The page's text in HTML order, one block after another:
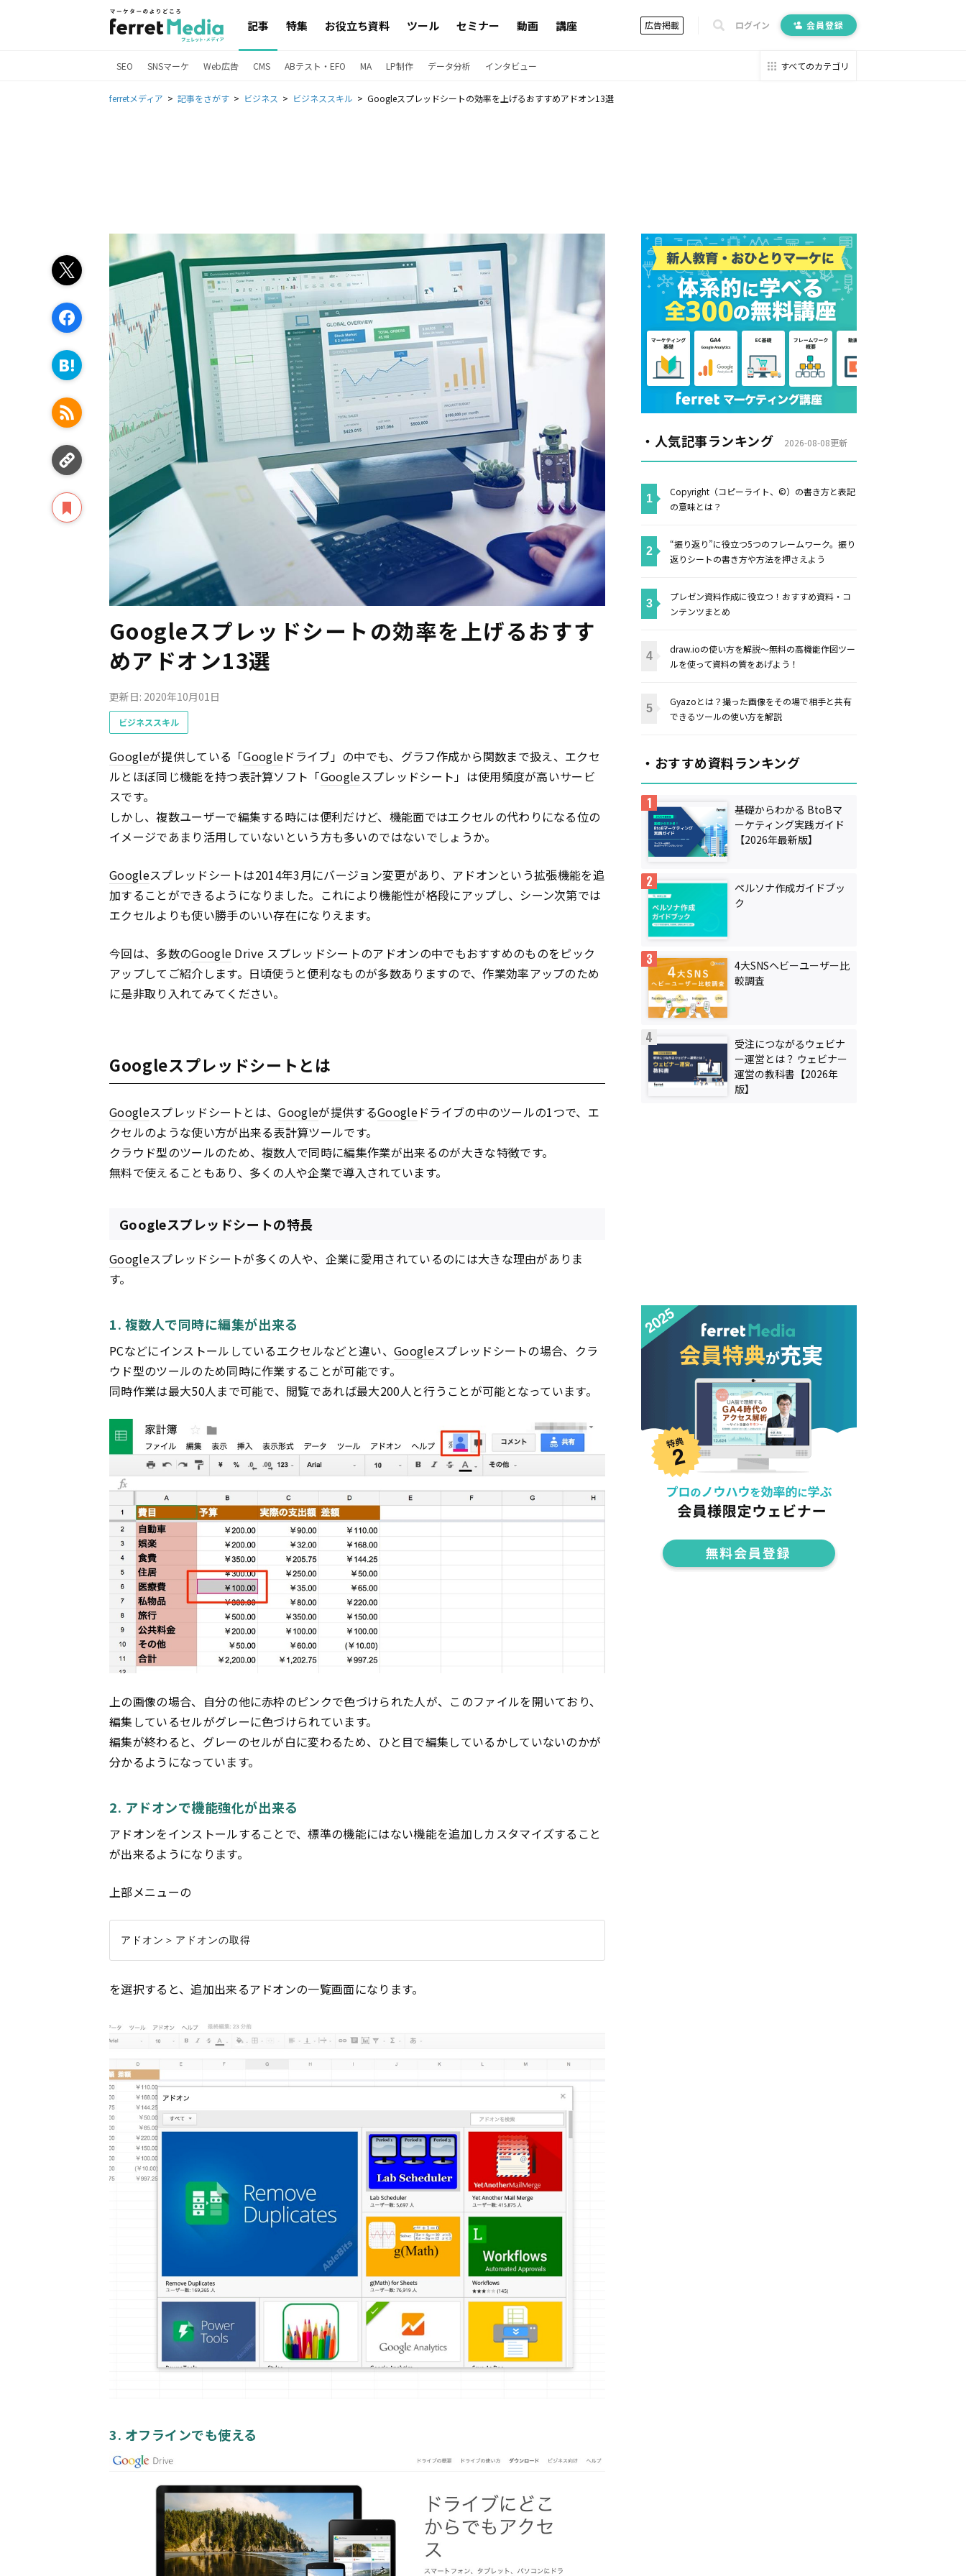
記事 特集 お役立ち資料 ツール セミナー 動画 講座 広告掲載 ログイン 会員登録
SEO SNSマーケ Web広告 CMS ABテスト・EFO MA LP制作 データ分析 インタビュー すべてのカテゴリ
ferretメディア 記事をさがす ビジネス ビジネススキル Googleスプレッドシートの効率を上げるおすすめアドオン13選
Googleスプレッドシートの効率を上げるおすす
めアドオン13選
更新日: 2020年10月01日
ビジネススキル
Googleが提供している「Googleドライブ」の中でも、グラフ作成から関数まで扱え、エクセ
ルとほぼ同じ機能を持つ表計算ソフト「Googleスプレッドシート」は使用頻度が高いサービ
スです。
しかし、複数ユーザーで編集する時には便利だけど、機能面ではエクセルの代わりになる位の
イメージであまり活用していないという方も多いのではないでしょうか。
Googleスプレッドシートは2014年3月にバージョン変更があり、アドオンという拡張機能を追
加することができるようになりました。これにより機能性が格段にアップし、シーン次第では
エクセルよりも使い勝手のいい存在になりえます。
今回は、多数のGoogle Drive スプレッドシートのアドオンの中でもおすすめのものをピック
アップしてご紹介します。日頃使うと便利なものが多数ありますので、作業効率アップのため
に是非取り入れてみてください。
Googleスプレッドシートとは
Googleスプレッドシートとは、Googleが提供するGoogleドライブの中のツールの1つで、エ
クセルのような使い方が出来る表計算ツールです。
クラウド型のツールのため、複数人で同時に編集作業が出来るのが大きな特徴です。
無料で使えることもあり、多くの人や企業で導入されています。
Googleスプレッドシートの特長
Googleスプレッドシートが多くの人や、企業に愛用されているのには大きな理由がありま
す。
1. 複数人で同時に編集が出来る
PCなどにインストールしているエクセルなどと違い、Googleスプレッドシートの場合、クラ
ウド型のツールのため同時に作業することが可能です。
同時作業は最大50人まで可能で、閲覧であれば最大200人と行うことが可能となっています。
上の画像の場合、自分の他に赤枠のピンクで色づけられた人が、このファイルを開いており、
編集しているセルがグレーに色づけられています。
編集が終わると、グレーのセルが白に変わるため、ひと目で編集しているかしていないのかが
分かるようになっています。
2. アドオンで機能強化が出来る
アドオンをインストールすることで、標準の機能にはない機能を追加しカスタマイズすること
が出来るようになります。
上部メニューの
を選択すると、追加出来るアドオンの一覧画面になります。
3. オフラインでも使える
・人気記事ランキング 2026-08-08更新
Copyright（コピーライト、©）の書き方と表記
の意味とは？
“振り返り”に役立つ5つのフレームワーク。振り
返りシートの書き方や方法を押さえよう
プレゼン資料作成に役立つ！おすすめ資料・コ
ンテンツまとめ
draw.ioの使い方を解説〜無料の高機能作図ツー
ルを使って資料の質をあげよう！
Gyazoとは？撮った画像をその場で相手と共有
できるツールの使い方を解説
・おすすめ資料ランキング
基礎からわかる BtoBマ
ーケティング実践ガイド
【2026年最新版】
ペルソナ作成ガイドブッ
ク
4大SNSヘビーユーザー比
較調査
受注につながるウェビナ
ー運営とは？ ウェビナー
運営の教科書【2026年
版】